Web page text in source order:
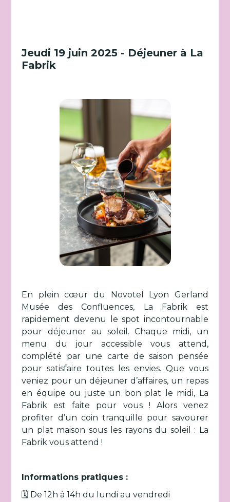
Jeudi 19 juin 2025 - Déjeuner à La
Fabrik
En plein cœur du Novotel Lyon Gerland
Musée des Confluences, La Fabrik est
rapidement devenu le spot incontournable
pour déjeuner au soleil. Chaque midi, un
menu du jour accessible vous attend,
complété par une carte de saison pensée
pour satisfaire toutes les envies. Que vous
veniez pour un déjeuner d’affaires, un repas
en équipe ou juste un bon plat le midi, La
Fabrik est faite pour vous ! Alors venez
profiter d’un coin tranquille pour savourer
un plat maison sous les rayons du soleil : La
Fabrik vous attend !
Informations pratiques :
🗓️ De 12h à 14h du lundi au vendredi